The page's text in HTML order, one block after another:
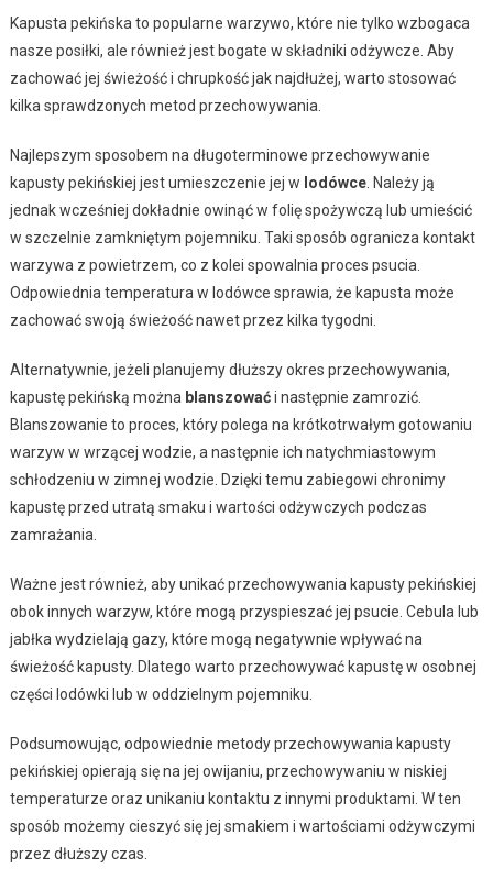
Kapusta pekińska to popularne warzywo, które nie tylko wzbogaca
nasze posiłki, ale również jest bogate w składniki odżywcze. Aby
zachować jej świeżość i chrupkość jak najdłużej, warto stosować
kilka sprawdzonych metod przechowywania.
Najlepszym sposobem na długoterminowe przechowywanie
kapusty pekińskiej jest umieszczenie jej w lodówce. Należy ją
jednak wcześniej dokładnie owinąć w folię spożywczą lub umieścić
w szczelnie zamkniętym pojemniku. Taki sposób ogranicza kontakt
warzywa z powietrzem, co z kolei spowalnia proces psucia.
Odpowiednia temperatura w lodówce sprawia, że kapusta może
zachować swoją świeżość nawet przez kilka tygodni.
Alternatywnie, jeżeli planujemy dłuższy okres przechowywania,
kapustę pekińską można blanszowaći następnie zamrozić.
Blanszowanie to proces, który polega na krótkotrwałym gotowaniu
warzyw w wrzącej wodzie, a następnie ich natychmiastowym
schłodzeniu w zimnej wodzie. Dzięki temu zabiegowi chronimy
kapustę przed utratą smaku i wartości odżywczych podczas
zamrażania.
Ważne jest również, aby unikać przechowywania kapusty pekińskiej
obok innych warzyw, które mogą przyspieszać jej psucie. Cebula lub
jabłka wydzielają gazy, które mogą negatywnie wpływać na
świeżość kapusty. Dlatego warto przechowywać kapustę w osobnej
części lodówki lub w oddzielnym pojemniku.
Podsumowując, odpowiednie metody przechowywania kapusty
pekińskiej opierają się na jej owijaniu, przechowywaniu w niskiej
temperaturze oraz unikaniu kontaktu z innymi produktami. W ten
sposób możemy cieszyć się jej smakiem i wartościami odżywczymi
przez dłuższy czas.